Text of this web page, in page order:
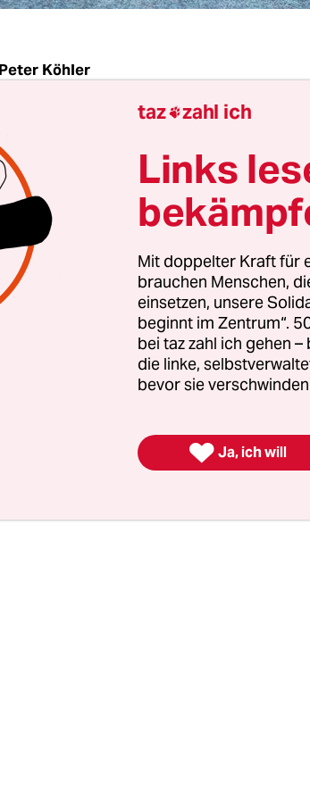
Peter Köhler
hat ihren Traum verwirklicht: Die
Forstwirtschaft wohnt, lebt und
störungsfrei mit ihrem
und eher länglich in die
formatierte Freund mit
das mit sanften
Fleischwurst aus der
und Studentenwohnheim
und Knack zusammen“, sagt Beliba
taz zahl ich
Links
Mit doppelter Kraft für
brauchen Menschen,
einsetzen, unsere
beginnt im Zentrum“.
bei taz zahl ich gehen
die linke,
bevor sie
 Ja, ich will